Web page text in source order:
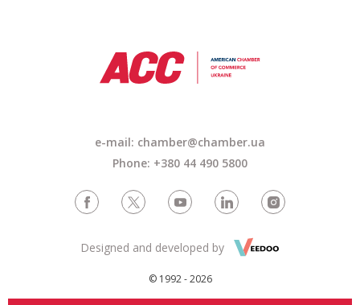
e-mail: chamber@chamber.ua
Phone: +380 44 490 5800
© 1992 - 2026
Designed and developed by